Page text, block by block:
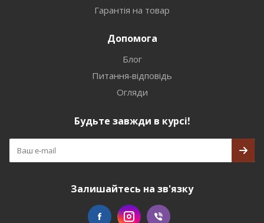
Гарантія на товар
Допомога
Блог
Питання-відповідь
Огляди
Будьте завжди в курсі!
Залишайтесь на зв'язку